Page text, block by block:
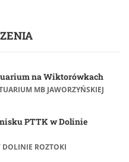
na Wiktorówkach
MB JAWORZYŃSKIEJ
PTTK w Dolinie
DOLINIE ROZTOKI